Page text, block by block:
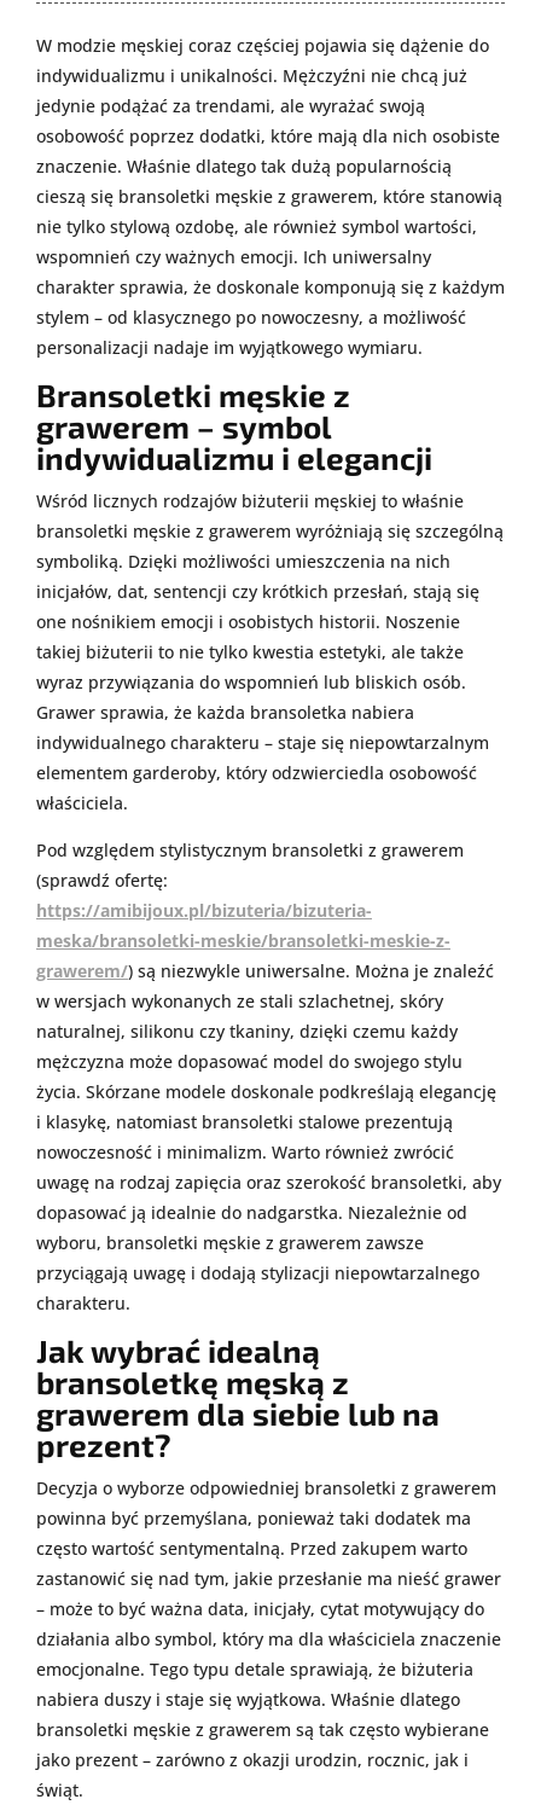
W modzie męskiej coraz częściej pojawia się dążenie do
indywidualizmu i unikalności. Mężczyźni nie chcą już
jedynie podążać za trendami, ale wyrażać swoją
osobowość poprzez dodatki, które mają dla nich osobiste
znaczenie. Właśnie dlatego tak dużą popularnością
cieszą się bransoletki męskie z grawerem, które stanowią
nie tylko stylową ozdobę, ale również symbol wartości,
wspomnień czy ważnych emocji. Ich uniwersalny
charakter sprawia, że doskonale komponują się z każdym
stylem – od klasycznego po nowoczesny, a możliwość
personalizacji nadaje im wyjątkowego wymiaru.
Bransoletki męskie z
grawerem – symbol
indywidualizmu i elegancji
Wśród licznych rodzajów biżuterii męskiej to właśnie
bransoletki męskie z grawerem wyróżniają się szczególną
symboliką. Dzięki możliwości umieszczenia na nich
inicjałów, dat, sentencji czy krótkich przesłań, stają się
one nośnikiem emocji i osobistych historii. Noszenie
takiej biżuterii to nie tylko kwestia estetyki, ale także
wyraz przywiązania do wspomnień lub bliskich osób.
Grawer sprawia, że każda bransoletka nabiera
indywidualnego charakteru – staje się niepowtarzalnym
elementem garderoby, który odzwierciedla osobowość
właściciela.
Pod względem stylistycznym bransoletki z grawerem
(sprawdź ofertę:
https://amibijoux.pl/bizuteria/bizuteria-
meska/bransoletki-meskie/bransoletki-meskie-z-
grawerem/) są niezwykle uniwersalne. Można je znaleźć
w wersjach wykonanych ze stali szlachetnej, skóry
naturalnej, silikonu czy tkaniny, dzięki czemu każdy
mężczyzna może dopasować model do swojego stylu
życia. Skórzane modele doskonale podkreślają elegancję
i klasykę, natomiast bransoletki stalowe prezentują
nowoczesność i minimalizm. Warto również zwrócić
uwagę na rodzaj zapięcia oraz szerokość bransoletki, aby
dopasować ją idealnie do nadgarstka. Niezależnie od
wyboru, bransoletki męskie z grawerem zawsze
przyciągają uwagę i dodają stylizacji niepowtarzalnego
charakteru.
Jak wybrać idealną
bransoletkę męską z
grawerem dla siebie lub na
prezent?
Decyzja o wyborze odpowiedniej bransoletki z grawerem
powinna być przemyślana, ponieważ taki dodatek ma
często wartość sentymentalną. Przed zakupem warto
zastanowić się nad tym, jakie przesłanie ma nieść grawer
– może to być ważna data, inicjały, cytat motywujący do
działania albo symbol, który ma dla właściciela znaczenie
emocjonalne. Tego typu detale sprawiają, że biżuteria
nabiera duszy i staje się wyjątkowa. Właśnie dlatego
bransoletki męskie z grawerem są tak często wybierane
jako prezent – zarówno z okazji urodzin, rocznic, jak i
świąt.